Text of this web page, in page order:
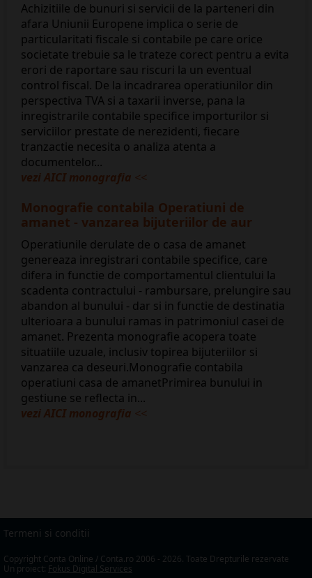
Achizitiile de bunuri si servicii de la parteneri din
afara Uniunii Europene implica o serie de
particularitati fiscale si contabile pe care orice
societate trebuie sa le trateze corect pentru a evita
erori de raportare sau riscuri la un eventual
control fiscal. De la incadrarea operatiunilor din
perspectiva TVA si a taxarii inverse, pana la
inregistrarile contabile specifice importurilor si
serviciilor prestate de nerezidenti, fiecare
tranzactie necesita o analiza atenta a
documentelor...
vezi AICI monografia <<
Monografie contabila Operatiuni de
amanet - vanzarea bijuteriilor de aur
Operatiunile derulate de o casa de amanet
genereaza inregistrari contabile specifice, care
difera in functie de comportamentul clientului la
scadenta contractului - rambursare, prelungire sau
abandon al bunului - dar si in functie de destinatia
ulterioara a bunului ramas in patrimoniul casei de
amanet. Prezenta monografie acopera toate
situatiile uzuale, inclusiv topirea bijuteriilor si
vanzarea ca deseuri.Monografie contabila
operatiuni casa de amanetPrimirea bunului in
gestiune se reflecta in...
vezi AICI monografia <<
Termeni si conditii
Copyright Conta Online / Conta.ro 2006 - 2026. Toate Drepturile rezervate
Un proiect: Fokus Digital Services